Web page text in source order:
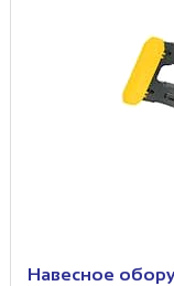
Навесное